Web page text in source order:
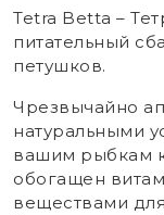
Tetra Betta –
питательный
петушков.
Чрезвычайно
натуральными
вашим рыбкам
обогащен
веществами